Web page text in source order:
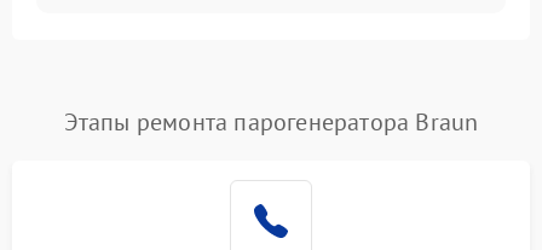
Ошибка платы управления Подробнее →
1200 ₽
Этапы ремонта парогенератора Braun